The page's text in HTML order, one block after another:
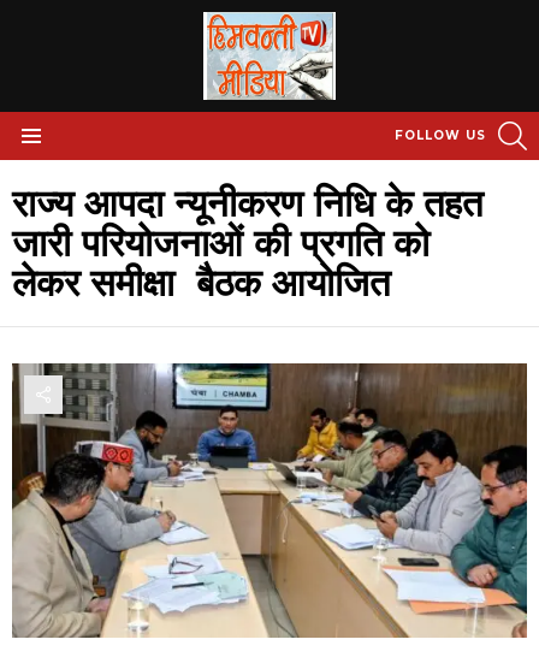
FOLLOW US
राज्य आपदा न्यूनीकरण निधि के तहत
जारी परियोजनाओं की प्रगति को
लेकर समीक्षा बैठक आयोजित